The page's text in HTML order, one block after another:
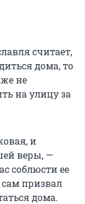
считает,
дома, то
не
на улицу за
и
веры, —
соблюсти ее
призвал
дома.